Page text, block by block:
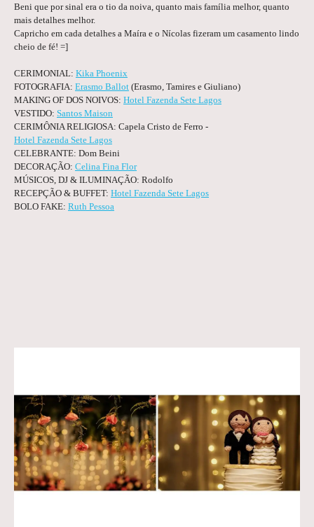
Beni que por sinal era o tio da noiva, quanto mais família melhor, quanto
mais detalhes melhor.
Capricho em cada detalhes a Maíra e o Nícolas fizeram um casamento lindo
cheio de fé! =]
CERIMONIAL: Kika Phoenix
FOTOGRAFIA: Erasmo Ballot (Erasmo, Tamires e Giuliano)
MAKING OF DOS NOIVOS: Hotel Fazenda Sete Lagos
VESTIDO: Santos Maison
CERIMÔNIA RELIGIOSA: Capela Cristo de Ferro -
Hotel Fazenda Sete Lagos
CELEBRANTE: Dom Beini
DECORAÇÃO: Celina Fina Flor
MÚSICOS, DJ & ILUMINAÇÃO: Rodolfo
RECEPÇÃO & BUFFET: Hotel Fazenda Sete Lagos
BOLO FAKE: Ruth Pessoa